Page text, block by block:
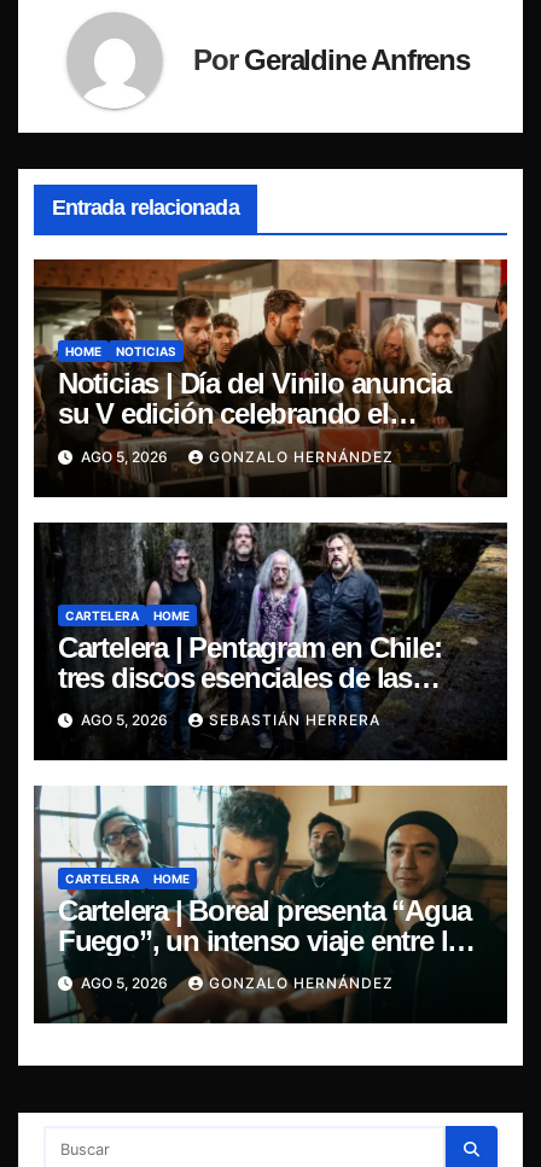
PorGeraldine Anfrens
Entrada relacionada
HOME NOTICIAS
Noticias | Día del Vinilo anuncia
su V edición celebrando el
regreso del 7″ fabricado en Chile
AGO 5, 2026 GONZALO HERNÁNDEZ
CARTELERA HOME
Cartelera | Pentagram en Chile:
tres discos esenciales de las
leyendas del doom
AGO 5, 2026 SEBASTIÁN HERRERA
CARTELERA HOME
Cartelera | Boreal presenta “Agua
Fuego”, un intenso viaje entre la
pasión y la desilusión
AGO 5, 2026 GONZALO HERNÁNDEZ